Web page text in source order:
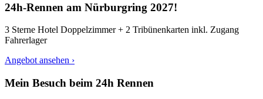
24h-Rennen am Nürburgring 2027!
3 Sterne Hotel Doppelzimmer + 2 Tribünenkarten inkl. Zugang
Fahrerlager
Angebot ansehen ›
Mein Besuch beim 24h Rennen